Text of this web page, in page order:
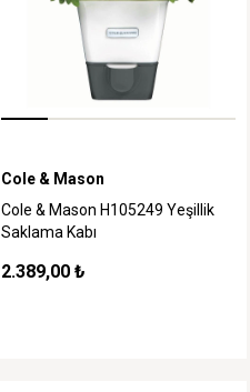
Cole & Mason
Cole & Mason H105249 Yeşillik
Saklama Kabı
2.389,00 ₺